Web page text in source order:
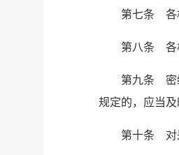
第七条 各
第八条 各
第九条 密
规定的，应当及
第十条 对